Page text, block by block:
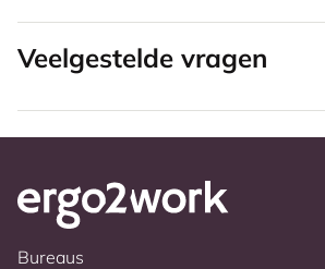
Veelgestelde vragen
Bureaus